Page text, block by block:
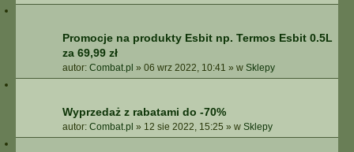
Promocje na produkty Esbit np. Termos Esbit 0.5L
za 69,99 zł
autor: Combat.pl » 06 wrz 2022, 10:41 » w Sklepy
Wyprzedaż z rabatami do -70%
autor: Combat.pl » 12 sie 2022, 15:25 » w Sklepy